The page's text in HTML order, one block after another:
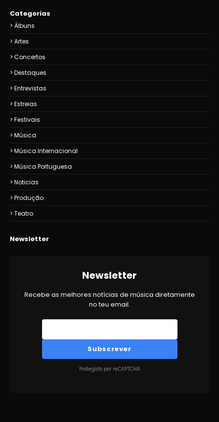
Categorias
Álbuns
Artes
Concertos
Destaques
Entrevistas
Estreias
Festivais
Música
Música Internacional
Música Portuguesa
Noticias
Produção
Teatro
Newsletter
Newsletter
Recebe as melhores notícias de música diretamente
no teu email.
Subscrever
Protegido por reCAPTCHA